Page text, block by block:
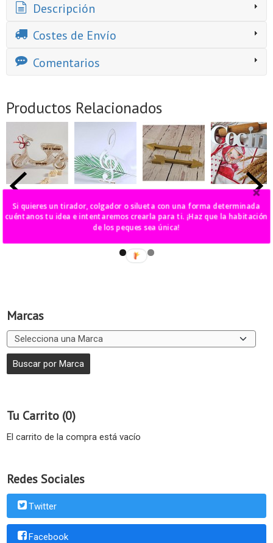
Marcas
Tu Carrito (0)
El carrito de la compra está vacío
Redes Sociales
Twitter
Facebook
Descripción
Costes de Envío
Comentarios
Productos Relacionados
20,00 € 22,00 € 30,00 €
palabra
"Cocina"
27,00 €
Si quieres un tirador, colgador o silueta con una forma determinada
cuéntanos tu idea e intentaremos crearla para ti. ¡Haz que la habitación
de los peques sea única!